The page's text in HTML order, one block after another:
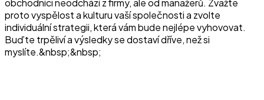
obchodníci neodchází z firmy, ale od manažerů. Zvažte
proto vyspělost a kulturu vaší společnosti a zvolte
individuální strategii, která vám bude nejlépe vyhovovat.
Buďte trpěliví a výsledky se dostaví dříve, než si
myslíte.&nbsp;&nbsp;